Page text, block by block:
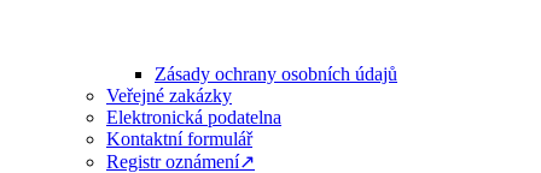
Zásady ochrany osobních údajů
Veřejné zakázky
Elektronická podatelna
Kontaktní formulář
Registr oznámení↗